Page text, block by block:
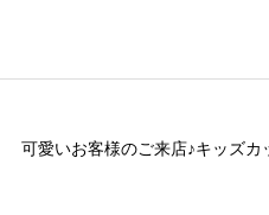
可愛いお客様のご来店♪キッズカ